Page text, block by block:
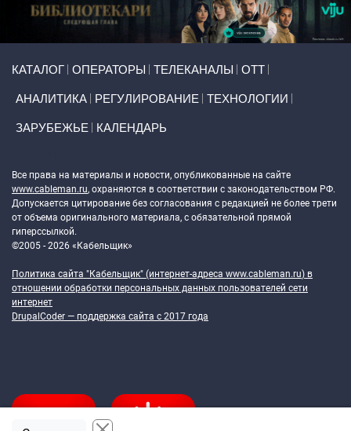
КАТАЛОГ ОПЕРАТОРЫ ТЕЛЕКАНАЛЫ ОТТ
АНАЛИТИКА РЕГУЛИРОВАНИЕ ТЕХНОЛОГИИ
ЗАРУБЕЖЬЕ КАЛЕНДАРЬ
Все права на материалы и новости, опубликованные на сайте
www.cableman.ru, охраняются в соответствии с законодательством РФ.
Допускается цитирование без согласования с редакцией не более трети
от объема оригинального материала, с обязательной прямой
гиперссылкой.
©2005 - 2026 «Кабельщик»
Политика сайта "Кабельщик" (интернет-адреса www.cableman.ru) в
отношении обработки персональных данных пользователей сети
интернет
DrupalCoder — поддержка сайта c 2017 года